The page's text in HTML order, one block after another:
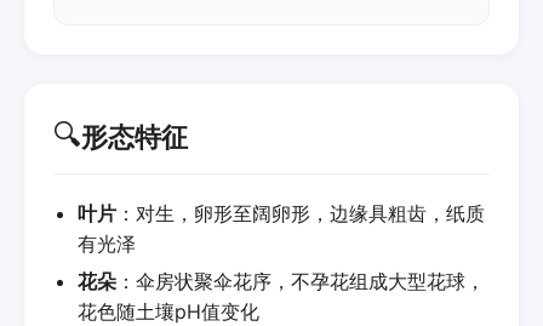
🔍形态特征
叶片 ：对生，卵形至阔卵形，边缘具粗齿，纸质
有光泽
花朵 ：伞房状聚伞花序，不孕花组成大型花球，
花色随土壤pH值变化